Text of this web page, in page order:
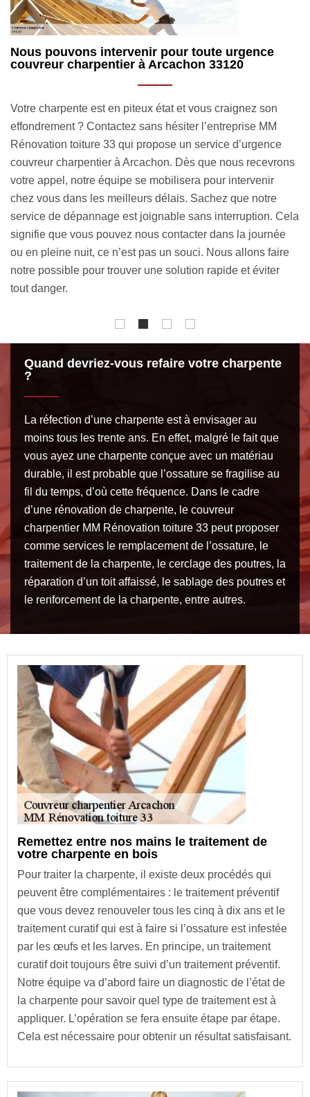
La pose de charpente : une spécialité de
l’artisan couvreur charpentier MM Rénovation
Vous êtes à la recherche d’un couvreur charpentier à
Arcachon pour assurer la pose de votre charpente ? Faites
appel aux services de l’entreprise MM Rénovation toiture
33. Artisan couvreur charpentier 33120 depuis des années,
nous avons les aptitudes requises pour mener à bien un
projet de cette envergure. Il est important de choisir avec
minutie le type de charpente à installer, puisque c’est celle-
ci qui façonnera la forme de la toiture. Notre établissement
s’engage à réaliser une pose de charpente conforme aux
normes, garantissant la durabilité de cet élément de toit.
Quand devriez-vous refaire votre charpente
?
La réfection d’une charpente est à envisager au
moins tous les trente ans. En effet, malgré le fait que
vous ayez une charpente conçue avec un matériau
durable, il est probable que l’ossature se fragilise au
fil du temps, d’où cette fréquence. Dans le cadre
d’une rénovation de charpente, le couvreur
charpentier MM Rénovation toiture 33 peut proposer
comme services le remplacement de l’ossature, le
traitement de la charpente, le cerclage des poutres, la
réparation d’un toit affaissé, le sablage des poutres et
le renforcement de la charpente, entre autres.
Remettez entre nos mains le traitement de
votre charpente en bois
Pour traiter la charpente, il existe deux procédés qui
peuvent être complémentaires : le traitement préventif
que vous devez renouveler tous les cinq à dix ans et le
traitement curatif qui est à faire si l’ossature est infestée
par les œufs et les larves. En principe, un traitement
curatif doit toujours être suivi d’un traitement préventif.
Notre équipe va d’abord faire un diagnostic de l’état de
la charpente pour savoir quel type de traitement est à
appliquer. L’opération se fera ensuite étape par étape.
Cela est nécessaire pour obtenir un résultat satisfaisant.